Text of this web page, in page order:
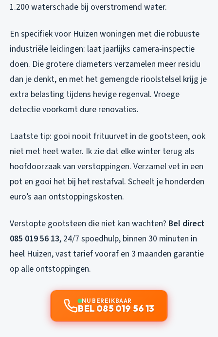
1.200 waterschade bij overstromend water.
En specifiek voor Huizen woningen met die robuuste
industriële leidingen: laat jaarlijks camera-inspectie
doen. Die grotere diameters verzamelen meer residu
dan je denkt, en met het gemengde rioolstelsel krijg je
extra belasting tijdens hevige regenval. Vroege
detectie voorkomt dure renovaties.
Laatste tip: gooi nooit frituurvet in de gootsteen, ook
niet met heet water. Ik zie dat elke winter terug als
hoofdoorzaak van verstoppingen. Verzamel vet in een
pot en gooi het bij het restafval. Scheelt je honderden
euro’s aan ontstoppingskosten.
Verstopte gootsteen die niet kan wachten? Bel direct
085 019 56 13, 24/7 spoedhulp, binnen 30 minuten in
heel Huizen, vast tarief vooraf en 3 maanden garantie
op alle ontstoppingen.
NU BEREIKBAAR
BEL 085 019 56 13